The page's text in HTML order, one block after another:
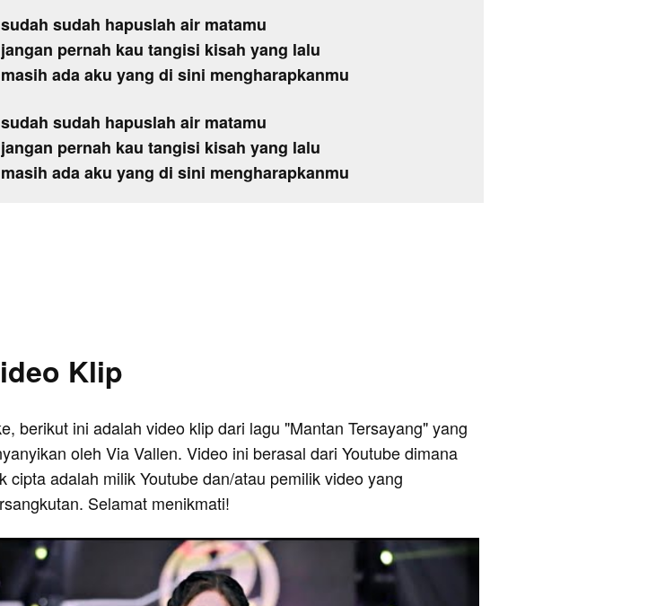
sudah sudah hapuslah air matamu
jangan pernah kau tangisi kisah yang lalu
masih ada aku yang di sini mengharapkanmu
sudah sudah hapuslah air matamu
jangan pernah kau tangisi kisah yang lalu
masih ada aku yang di sini mengharapkanmu
Klip
berikut ini adalah video klip dari lagu "Mantan Tersayang" yang
oleh Via Vallen. Video ini berasal dari Youtube dimana
cipta adalah milik Youtube dan/atau pemilik video yang
Selamat menikmati!